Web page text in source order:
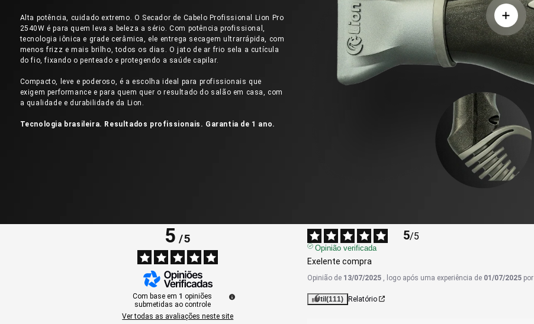
Alta potência, cuidado extremo. O Secador de Cabelo Profissional Lion Pro
2540W é para quem leva a beleza a sério. Com potência profissional,
tecnologia iônica e grade cerâmica, ele entrega secagem ultrarrápida, com
menos frizz e mais brilho, todos os dias. O jato de ar frio sela a cutícula
do fio, fixando o penteado e protegendo a saúde capilar.
Compacto, leve e poderoso, é a escolha ideal para profissionais que
exigem performance e para quem quer o resultado do salão em casa, com
a qualidade e durabilidade da Lion.
Tecnologia brasileira. Resultados profissionais. Garantia de 1 ano.
5/5
Com base em 1 opiniões
submetidas ao controle
Ver todas as avaliações neste site
5/5
Opinião verificada
Exelente compra
Opinião de 13/07/2025 , logo após uma experiência de 01/07/2025 por
Útil(111) Relatório